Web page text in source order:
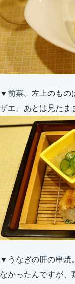
▼前菜。左上のもの
ザエ。あとは見たま
▼うなぎの肝の串焼
なかったんですが、